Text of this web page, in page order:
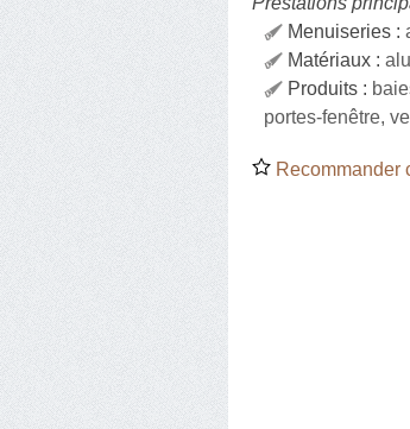
Menuiseries :
Matériaux :
Produits :
portes-fenêtre,
Recommander